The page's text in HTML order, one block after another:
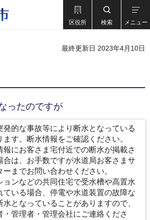
区役所 検索 メニュー
最終更新日 2023年4月10日
ったのですが
発的な事故等により断水となっている
す。断水情報をご確認ください。
報にお客さま宅付近での断水が掲載さ
合は、お手数ですが水道局お客さまサ
ーまでお問い合わせください。
ョンなどの共同住宅で受水槽や高置水
ている場合、停電や水道装置の故障な
水となっていることがありますので、
・管理者・管理会社にご連絡くださ